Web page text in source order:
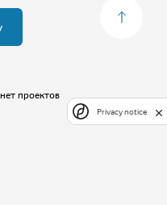
проектов
Privacy notice